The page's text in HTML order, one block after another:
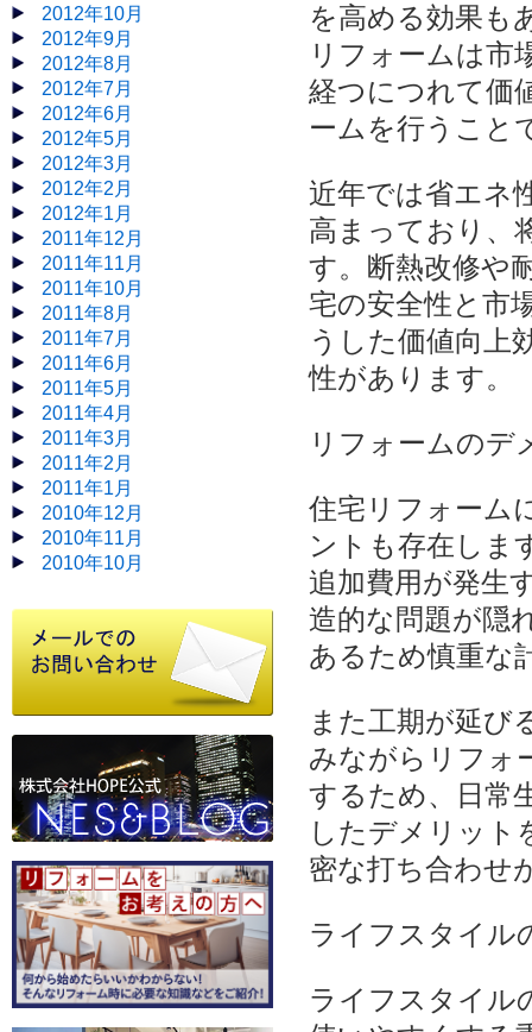
2012年10月
2012年9月
2012年8月
2012年7月
2012年6月
2012年5月
2012年3月
2012年2月
2012年1月
2011年12月
2011年11月
2011年10月
2011年8月
2011年7月
2011年6月
2011年5月
2011年4月
2011年3月
2011年2月
2011年1月
2010年12月
2010年11月
2010年10月
を高める効果も
リフォームは市
経つにつれて価
ームを行うこと
近年では省エネ
高まっており、
す。断熱改修や
宅の安全性と市
うした価値向上
性があります。
リフォームのデ
住宅リフォーム
ントも存在しま
追加費用が発生
造的な問題が隠
あるため慎重な
また工期が延び
みながらリフォ
するため、日常
したデメリット
密な打ち合わせ
ライフスタイル
ライフスタイル